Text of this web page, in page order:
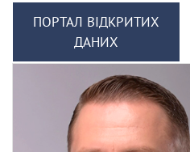
ПОРТАЛ ВІДКРИТИХ
ДАНИХ